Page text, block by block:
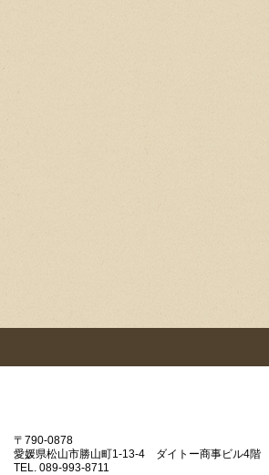
〒790-0878
愛媛県松山市勝山町1‐13‐4 ダイトー商事ビル4階
TEL. 089‐993‐8711